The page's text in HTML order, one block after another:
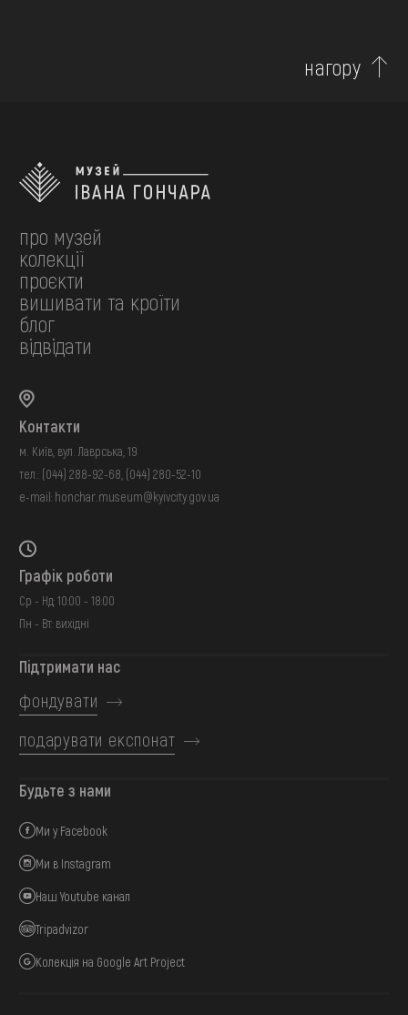
нагору
про музей
колекції
проєкти
вишивати та кроїти
блог
відвідати
Контакти
м. Київ, вул. Лаврська, 19
тел.: (044) 288-92-68 (044) 280-52-10
e-mail: honchar.museum@kyivcity.gov.ua
Графік роботи
Ср - Нд: 10:00 - 18:00
Пн - Вт: вихідні
Підтримати нас
фондувати
подарувати експонат
Будьте з нами
Ми у Facebook
Ми в Instagram
Наш Youtube канал
Tripadvizor
Колекція на Google Art Project